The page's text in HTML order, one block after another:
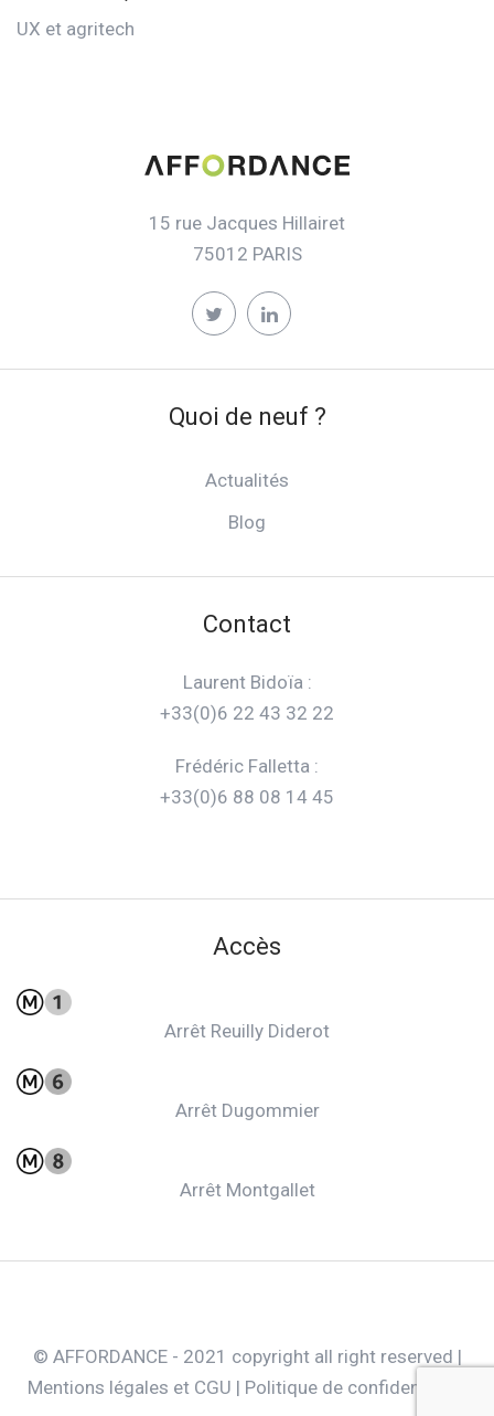
UX et agritech
15 rue Jacques Hillairet
75012 PARIS
Quoi de neuf ?
Actualités
Blog
Contact
Laurent Bidoïa :
+33(0)6 22 43 32 22
Frédéric Falletta :
+33(0)6 88 08 14 45
Accès
Arrêt Reuilly Diderot
Arrêt Dugommier
Arrêt Montgallet
© AFFORDANCE - 2021 copyright all right reserved |
Mentions légales et CGU | Politique de confidentialité